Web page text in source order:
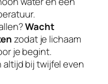
Wacht
zodat je lichaam
je begint.
bij twijfel even